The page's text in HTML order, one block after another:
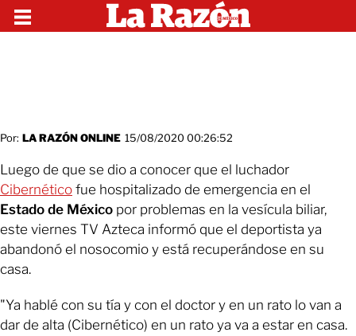
Por: LA RAZÓN ONLINE 15/08/2020 00:26:52
Luego de que se dio a conocer que el luchador
Cibernético fue hospitalizado de emergencia en el
Estado de México por problemas en la vesícula biliar,
este viernes TV Azteca informó que el deportista ya
abandonó el nosocomio y está recuperándose en su
casa.
"Ya hablé con su tía y con el doctor y en un rato lo van a
dar de alta (Cibernético) en un rato ya va a estar en casa.